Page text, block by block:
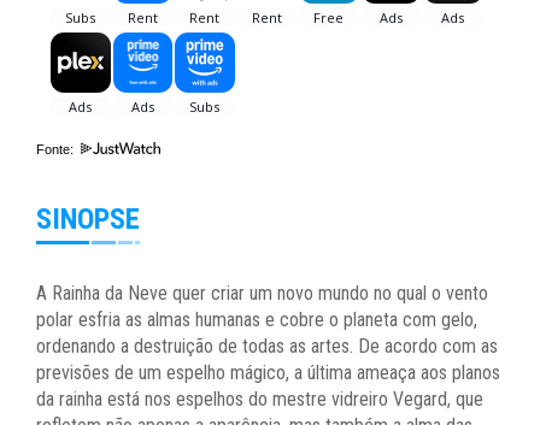
Fonte:
SINOPSE
A Rainha da Neve quer criar um novo mundo no qual o vento
polar esfria as almas humanas e cobre o planeta com gelo,
ordenando a destruição de todas as artes. De acordo com as
previsões de um espelho mágico, a última ameaça aos planos
da rainha está nos espelhos do mestre vidreiro Vegard, que